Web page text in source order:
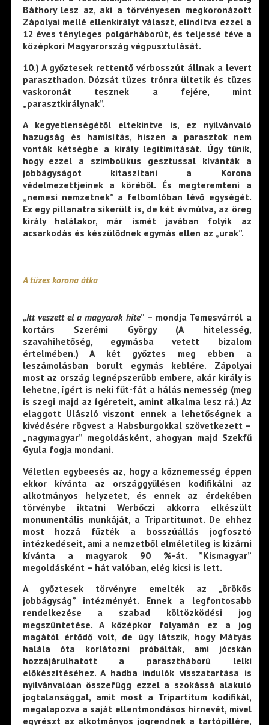
Báthory lesz az, aki a törvényesen megkoronázott
Zápolyai mellé ellenkirályt választ, elindítva ezzel a
12 éves tényleges polgárháborút, és teljessé téve a
középkori Magyarország végpusztulását.
10.) A győztesek rettentő vérbosszút állnak a levert
paraszthadon. Dózsát tüzes trónra ültetik és tüzes
vaskoronát tesznek a fejére, mint
„parasztkirálynak”.
A kegyetlenségétől eltekintve is, ez nyilvánvaló
hazugság és hamisítás, hiszen a parasztok nem
vonták kétségbe a király legitimitását. Úgy tűnik,
hogy ezzel a szimbolikus gesztussal kívánták a
jobbágyságot kitaszítani a Korona
védelmezettjeinek a köréből. És megteremteni a
„nemesi nemzetnek” a felbomlóban lévő egységét.
Ez egy pillanatra sikerült is, de két év múlva, az öreg
király halálakor, már ismét javában folyik az
acsarkodás és készülődnek egymás ellen az „urak”.
A tüzes korona átka
„Itt veszett el a magyarok hite” – mondja Temesvárról a
kortárs Szerémi György (A hitelesség,
szavahihetőség, egymásba vetett bizalom
értelmében.) A két győztes meg ebben a
leszámolásban borult egymás keblére. Zápolyai
most az ország legnépszerűbb embere, akár király is
lehetne, ígért is neki fűt-fát a hálás nemesség (meg
is szegi majd az ígéreteit, amint alkalma lesz rá.) Az
elaggott Ulászló viszont ennek a lehetőségnek a
kivédésére rögvest a Habsburgokkal szövetkezett –
„nagymagyar” megoldásként, ahogyan majd Szekfű
Gyula fogja mondani.
Véletlen egybeesés az, hogy a köznemesség éppen
ekkor kívánta az országgyűlésen kodifikálni az
alkotmányos helyzetet, és ennek az érdekében
törvénybe iktatni Werbőczi akkorra elkészült
monumentális munkáját, a Tripartitumot. De ehhez
most hozzá fűzték a bosszúállás jogfosztó
intézkedéseit, ami a nemzetből elméletileg is kizárni
kívánta a magyarok 90 %-át. ”Kismagyar”
megoldásként – hát valóban, elég kicsi is lett.
A győztesek törvényre emelték az „örökös
jobbágyság” intézményét. Ennek a legfontosabb
rendelkezése a szabad költözködési jog
megszüntetése. A középkor folyamán ez a jog
magától értődő volt, de úgy látszik, hogy Mátyás
halála óta korlátozni próbálták, ami jócskán
hozzájárulhatott a parasztháború lelki
előkészítéséhez. A hadba indulók visszatartása is
nyilvánvalóan összefügg ezzel a szokássá alakuló
jogtalansággal, amit most a Tripartitum kodifikál,
megalapozva a saját ellentmondásos hírnevét, mivel
egyrészt az alkotmányos jogrendnek a tartópillére,